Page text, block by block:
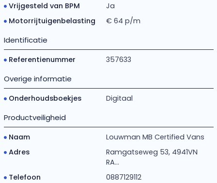
Vrijgesteld van BPM
Ja
Motorrijtuigenbelasting
€ 64 p/m
Identificatie
Referentienummer 357633
Overige informatie
Onderhoudsboekjes Digitaal
Productveiligheid
Naam
Louwman MB Certified Vans
Adres
Ramgatseweg 53, 4941VN
RA...
Telefoon
0887129112